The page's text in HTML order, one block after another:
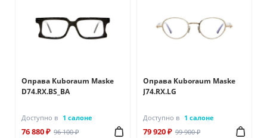
Оправа Kuboraum Maske
D74.RX.BS_BA
Доступно в 1 салоне
76 880 ₽ 96 100 ₽
Оправа Kuboraum Maske
J74.RX.LG
Доступно в 1 салоне
79 920 ₽ 99 900 ₽